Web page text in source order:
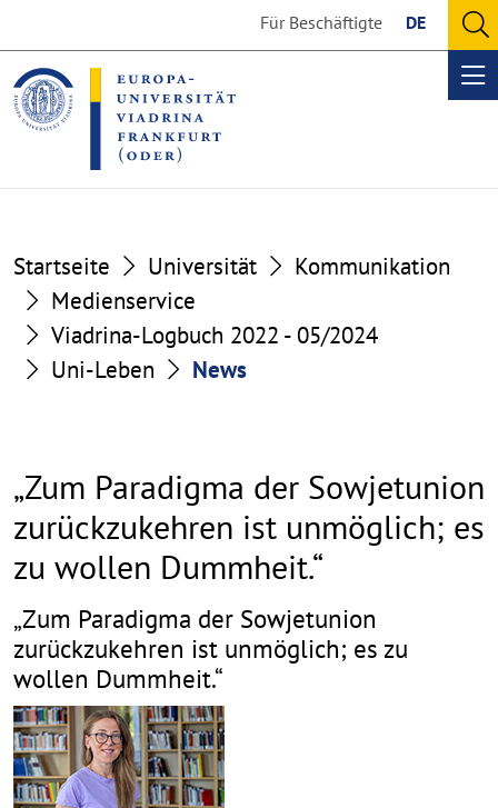
the
content
section
the
footer
section
Für Beschäftigte DE
Startseite Universität
Kommunikation
Medienservice
Viadrina-Logbuch 2022 - 05/2024
Uni-Leben
News
„Zum Paradigma der Sowjetunion
zurückzukehren ist unmöglich; es
zu wollen Dummheit.“
„Zum Paradigma der Sowjetunion
zurückzukehren ist unmöglich; es zu
wollen Dummheit.“